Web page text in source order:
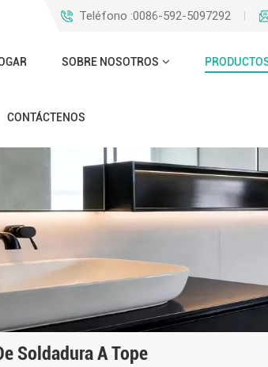
Teléfono :0086-592-5097292
SOBRE NOSOTROS
CONTÁCTENOS
Soldadura A Tope